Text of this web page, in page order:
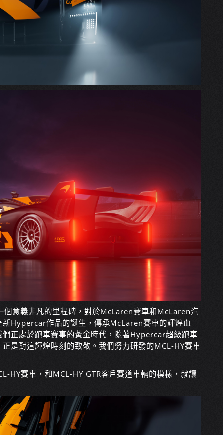
意義非凡的里程碑，對於McLaren賽車和McLaren汽
Hypercar作品的誕生，傳承McLaren賽車的輝煌血
正處於跑車賽事的黃金時代，隨著Hypercar超級跑車
是對這輝煌時刻的致敬。我們努力研發的MCL-HY賽車
HY賽車，和MCL-HY GTR客戶賽道車輛的模樣，就讓